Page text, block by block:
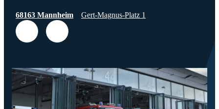
68163 Mannheim Gert-Magnus-Platz 1